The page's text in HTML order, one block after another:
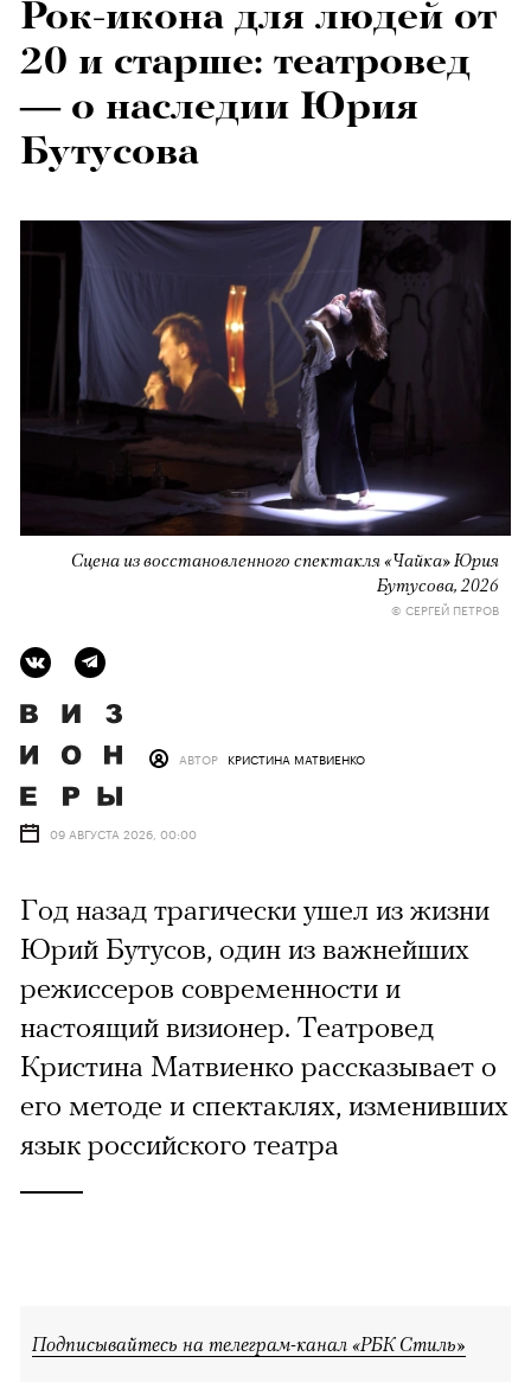
Рок-икона для людей от
20 и старше: театровед
— о наследии Юрия
Бутусова
Сцена из восстановленного спектакля «Чайка» Юрия
Бутусова, 2026
© СЕРГЕЙ ПЕТРОВ
АВТОР КРИСТИНА МАТВИЕНКО
09 АВГУСТА 2026, 00:00
Год назад трагически ушел из жизни
Юрий Бутусов, один из важнейших
режиссеров современности и
настоящий визионер. Театровед
Кристина Матвиенко рассказывает о
его методе и спектаклях, изменивших
язык российского театра
Подписывайтесь на телеграм-канал «РБК Стиль»